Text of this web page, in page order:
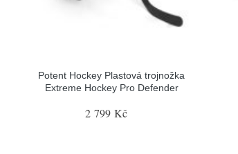
Potent Hockey Plastová trojnožka
Extreme Hockey Pro Defender
2 799 Kč